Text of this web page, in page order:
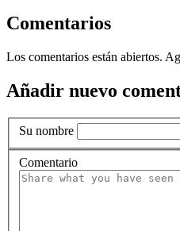
Comentarios
Los comentarios están abiertos.
Añadir nuevo
Su nombre
Comentario